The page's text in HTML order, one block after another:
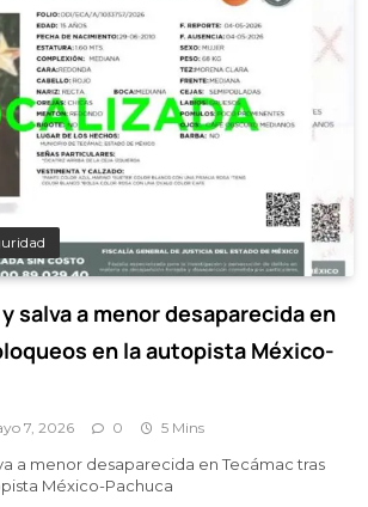
salva a menor desaparecida en
en la autopista México-
7, 2026 0 5 Mins
a menor desaparecida en Tecámac tras
México-Pachuca